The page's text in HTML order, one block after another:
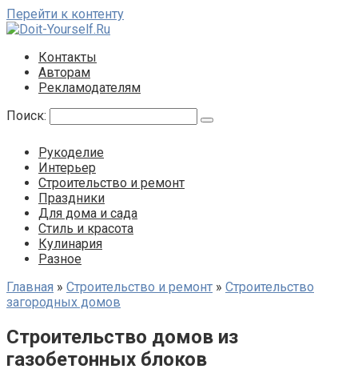
Перейти к контенту
Контакты
Авторам
Рекламодателям
Поиск:
Рукоделие
Интерьер
Строительство и ремонт
Праздники
Для дома и сада
Стиль и красота
Кулинария
Разное
Главная » Строительство и ремонт » Строительство
загородных домов
Строительство домов из
газобетонных блоков